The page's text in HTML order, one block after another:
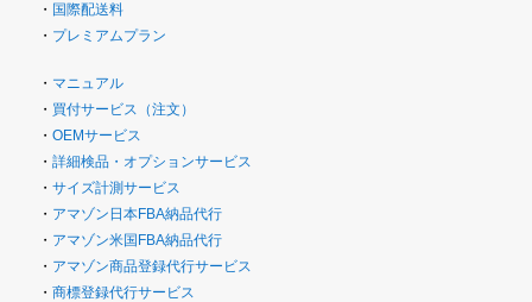
・ 国際配送料
・ プレミアムプラン
・ マニュアル
・ 買付サービス（注文）
・ OEMサービス
・ 詳細検品・オプションサービス
・ サイズ計測サービス
・ アマゾン日本FBA納品代行
・ アマゾン米国FBA納品代行
・ アマゾン商品登録代行サービス
・ 商標登録代行サービス